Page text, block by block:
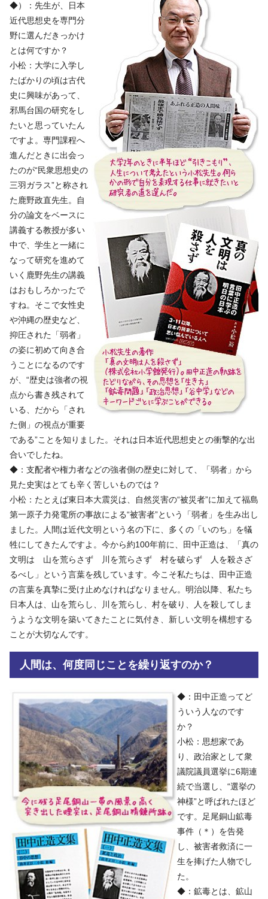
◆）：先生が、日本
近代思想史を専門分
野に選んだきっかけ
とは何ですか？
小松：大学に入学し
たばかりの頃は古代
史に興味があって、
邪馬台国の研究をし
たいと思っていたん
ですよ。専門課程へ
進んだときに出会っ
たのが“民衆思想史の
三羽ガラス”と称され
た鹿野政直先生。自
分の論文をベースに
講義する教授が多い
中で、学生と一緒に
なって研究を進めて
いく鹿野先生の講義
はおもしろかったで
すね。そこで女性史
や沖縄の歴史など、
抑圧された「弱者」
の姿に初めて向き合
うことになるのです
が、“歴史は強者の視
点から書き残されて
いる、だから「され
た側」の視点が重要
である”ことを知りました。それは日本近代思想史との衝撃的な出
合いでしたね。
◆：支配者や権力者などの強者側の歴史に対して、「弱者」から
見た史実はとても辛く苦しいものでは？
小松：たとえば東日本大震災は、自然災害の“被災者”に加えて福島
第一原子力発電所の事故による“被害者”という「弱者」を生み出し
ました。人間は近代文明という名の下に、多くの「いのち」を犠
牲にしてきたんですよ。今から約100年前に、田中正造は、「真の
文明は 山を荒らさず 川を荒らさず 村を破らず 人を殺さざ
るべし」という言葉を残しています。今こそ私たちは、田中正造
の言葉を真摯に受け止めなければなりません。明治以降、私たち
日本人は、山を荒らし、川を荒らし、村を破り、人を殺してしま
うような文明を築いてきたことに気付き、新しい文明を構想する
ことが大切なんです。
人間は、何度同じことを繰り返すのか？
◆：田中正造ってど
ういう人なのです
か？
小松：思想家であ
り、政治家として衆
議院議員選挙に6期連
続で当選し、“選挙の
神様”と呼ばれたほど
です。足尾銅山鉱毒
事件（＊）を告発
し、被害者救済に一
生を捧げた人物でし
た。
◆：鉱毒とは、鉱山